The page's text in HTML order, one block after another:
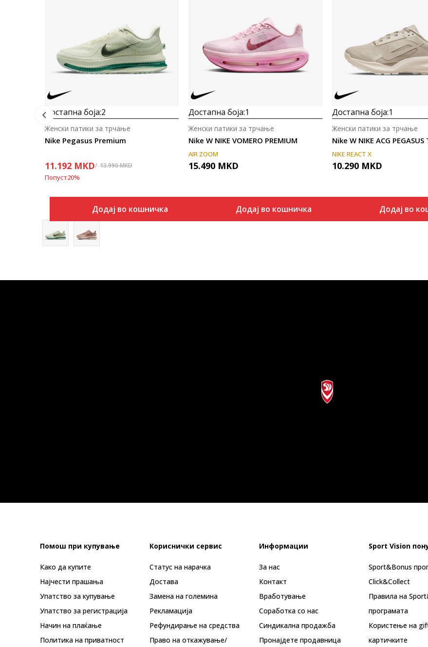
Достапна боја:2
Nike Pegasus Premium
Женски патики за трчање
11.192 MKD 13.990MKD
Попуст20%
Додај во кошничка
Достапна боја:1
Nike W NIKE VOMERO PREMIUM
Женски патики за трчање
AIR ZOOM
15.490 MKD
Додај во кошничка
Достапна боја:1
Nike W NIKE ACG PEGASUS
Женски патики за трчање
NIKE REACT X
10.290 MKD
Додај во
Помош при купување
Како да купите
Најчести прашања
Упатство за купување
Упатство за регистрација
Начин на плаќање
Политика на приватност
Кориснички сервис
Статус на нарачка
Достава
Замена на големина
Рекламациja
Рефундирање на средства
Право на откажување/
Информации
За нас
Контакт
Вработување
Соработка со нас
Синдикална продажба
Пронајдете продавница
Sport Vision
Sport&Bonus
Click&Collect
Правила на
програмата
Користење на
картичките